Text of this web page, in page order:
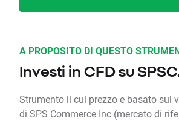
A PROPOSITO DI QUESTO
Investi in CFD su
Strumento il cui prezzo e basato sul
di SPS Commerce Inc (mercato di